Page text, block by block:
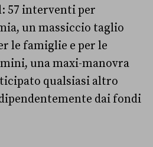
57 interventi per
un massiccio taglio
le famiglie e per le
una maxi-manovra
qualsiasi altro
dai fondi